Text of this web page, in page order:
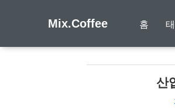
Mix.Coffee 홈
산